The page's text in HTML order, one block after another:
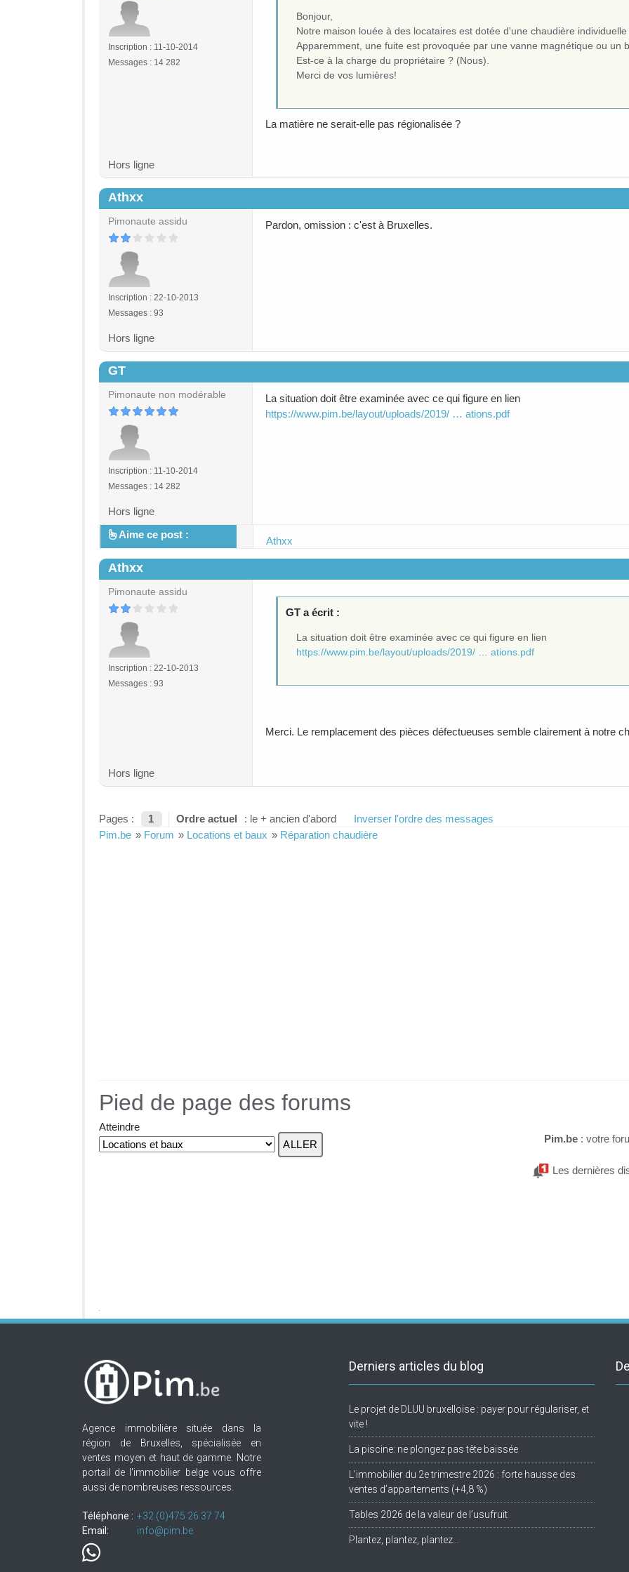
Inscription : 11-10-2014
Messages : 14 282
Bonjour,
Notre maison louée à des locataires est dotée d'une chaudière individuelle
Apparemment, une fuite est provoquée par une vanne magnétique ou un
Est-ce à la charge du propriétaire ? (Nous).
Merci de vos lumières!
La matière ne serait-elle pas régionalisée ?
Hors ligne
Athxx
Pimonaute assidu
Inscription : 22-10-2013
Messages : 93
Pardon, omission : c'est à Bruxelles.
Hors ligne
GT
Pimonaute non modérable
Inscription : 11-10-2014
Messages : 14 282
La situation doit être examinée avec ce qui figure en lien
https://www.pim.be/layout/uploads/2019/ … ations.pdf
Hors ligne
Aime ce post :
Athxx
Athxx
Pimonaute assidu
Inscription : 22-10-2013
Messages : 93
GT a écrit :
La situation doit être examinée avec ce qui figure en lien
https://www.pim.be/layout/uploads/2019/ … ations.pdf
Merci. Le remplacement des pièces défectueuses semble clairement à notre
Hors ligne
Pages : 1 Ordre actuel : le + ancien d'abord
Inverser l'ordre des messages
Pim.be » Forum » Locations et baux » Réparation chaudière
Pied de page des forums
Atteindre
Pim.be : votre
Les dernières
Agence immobilière située dans la
région de Bruxelles, spécialisée en
ventes moyen et haut de gamme. Notre
portail de l'immobilier belge vous offre
aussi de nombreuses ressources.
Téléphone : +32.(0)475 26 37 74
Email:
info@pim.be
Derniers articles du blog
Le projet de DLUU bruxelloise : payer pour régulariser, et
vite !
La piscine: ne plongez pas tête baissée
L’immobilier du 2e trimestre 2026 : forte hausse des
ventes d’appartements (+4,8 %)
Tables 2026 de la valeur de l’usufruit
Plantez, plantez, plantez…